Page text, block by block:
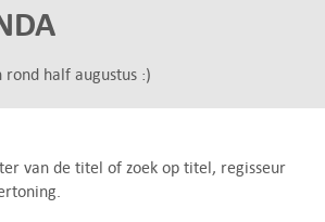
half augustus :)
van de titel of zoek op titel, regisseur